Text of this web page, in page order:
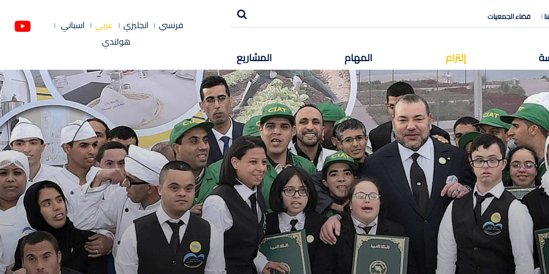
فضاء الجمعيات
إلتزام المهام المشاريع
فرنسي انجليزي عربي
اسباني
هولندي